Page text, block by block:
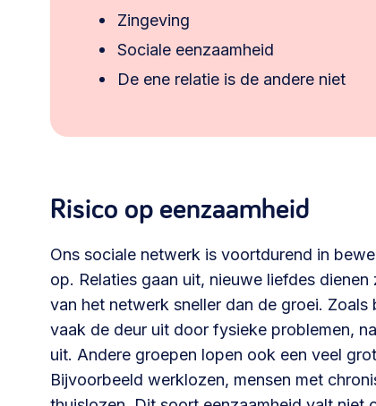
Zingeving
Sociale eenzaamheid
De ene relatie is de andere niet
Risico op eenzaamheid
Ons sociale netwerk is voortdurend in
op. Relaties gaan uit, nieuwe liefdes
van het netwerk sneller dan de groei.
vaak de deur uit door fysieke problemen,
uit. Andere groepen lopen ook een veel
Bijvoorbeeld werklozen, mensen met